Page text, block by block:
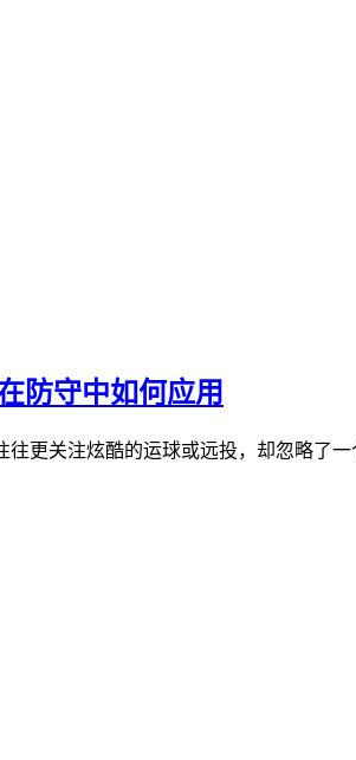
防守中如何应用
更关注炫酷的运球或远投，却忽略